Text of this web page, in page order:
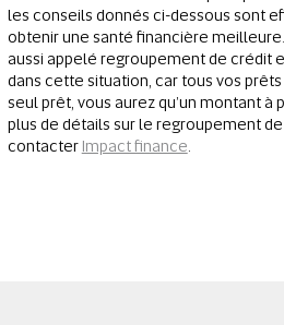
les conseils donnés ci-dessous sont
obtenir une santé financière meilleure.
aussi appelé regroupement de crédit
dans cette situation, car tous vos
seul prêt, vous aurez qu’un montant à
plus de détails sur le regroupement
contacter Impact finance.